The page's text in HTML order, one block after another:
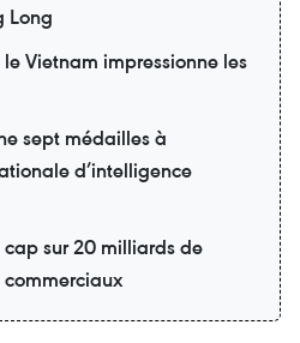
Long
Vietnam impressionne les
sept médailles à
d’intelligence
sur 20 milliards de
commerciaux